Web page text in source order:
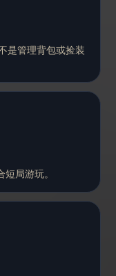
是管理背包或捡装
局游玩。